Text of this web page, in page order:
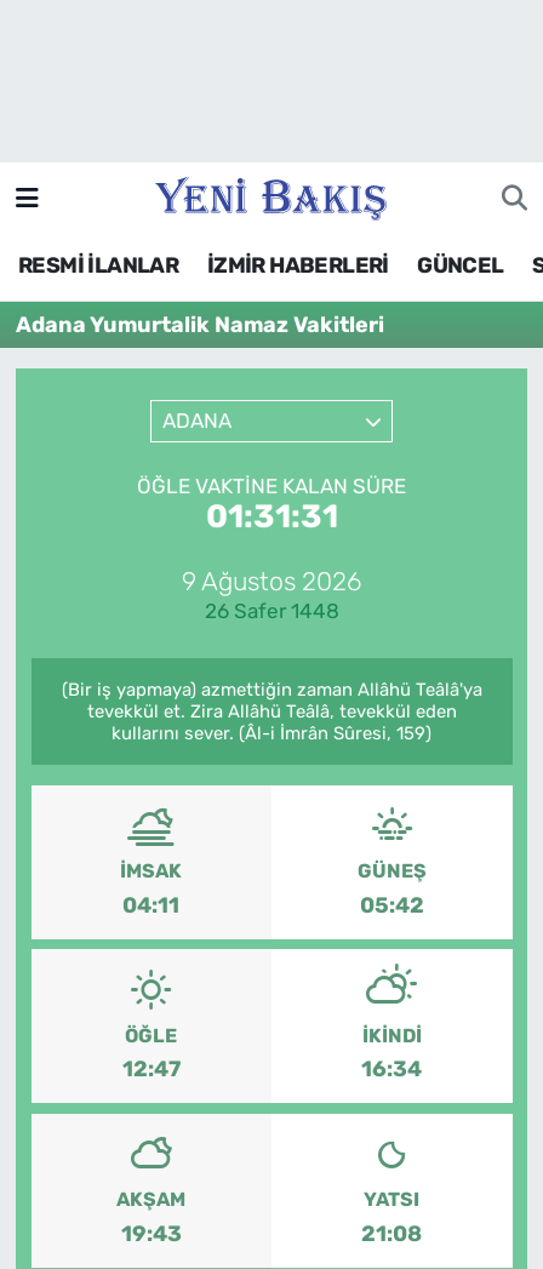
RESMİ İLANLAR İZMİR HABERLERİ GÜNCEL
Adana Yumurtalik Namaz Vakitleri
ADANA
ÖĞLE VAKTINE KALAN SÜRE
01:31:31
9 Ağustos 2026
26 Safer 1448
(Bir iş yapmaya) azmettiğin zaman Allâhü Teâlâ'ya
tevekkül et. Zira Allâhü Teâlâ, tevekkül eden
kullarını sever. (Âl-i İmrân Sûresi, 159)
İMSAK
04:11
GÜNEŞ
05:42
ÖĞLE
12:47
İKINDI
16:34
AKŞAM
19:43
YATSI
21:08
Siyaset
Asayiş / Polis-Adliye